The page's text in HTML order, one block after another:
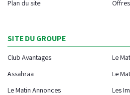
Plan du site
SITE DU GROUPE
Club Avantages
Le
Assahraa
Le
Le Matin Annonces
Les